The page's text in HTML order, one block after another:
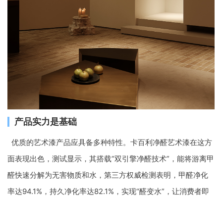
产品实力是基础
优质的艺术漆产品应具备多种特性。卡百利净醛艺术漆在这方
面表现出色，测试显示，其搭载“双引擎净醛技术”，能将游离甲
醛快速分解为无害物质和水，第三方权威检测表明，甲醛净化
率达94.1%，持久净化率达82.1%，实现“醛变水”，让消费者即